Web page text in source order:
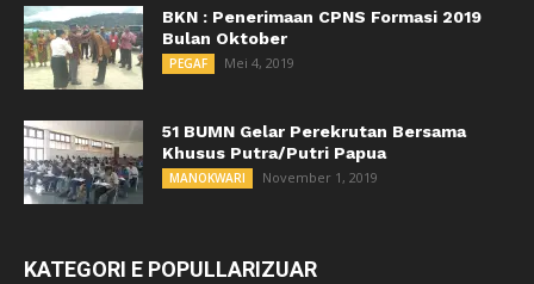
BKN : Penerimaan CPNS Formasi 2019
Bulan Oktober
PEGAF Mei 4, 2019
51 BUMN Gelar Perekrutan Bersama
Khusus Putra/Putri Papua
MANOKWARI November 1, 2019
KATEGORI E POPULLARIZUAR